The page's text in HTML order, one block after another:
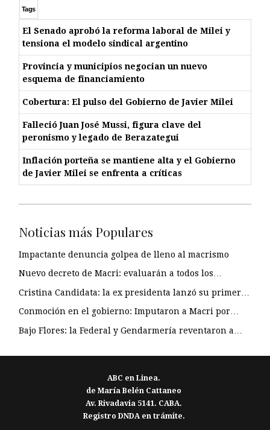
Tags
El Senado aprobó la reforma laboral de Milei y
tensiona el modelo sindical argentino
Provincia y municipios negocian un nuevo
esquema de financiamiento
Cobertura: El pulso del Gobierno de Javier Milei
Falleció Juan José Mussi, figura clave del
peronismo y legado de Berazategui
Inflación porteña se mantiene alta y el Gobierno
de Javier Milei se enfrenta a críticas
Noticias más Populares
Impactante denuncia golpea de lleno al macrismo
Nuevo decreto de Macri: evaluarán a todos los…
Cristina Candidata: la ex presidenta lanzó su primer…
Conmoción en el gobierno: Imputaron a Macri por…
Bajo Flores: la Federal y Gendarmería reventaron a…
ABC en Linea.
de María Belén Cattaneo
Av. Rivadavia 5141. CABA.
Registro DNDA en trámite.